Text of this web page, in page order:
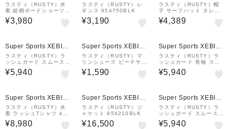
&mall店
ラスティ（RUSTY）水
着 総柄ボードショーツ 9
25400NV
¥3,980
&mall店
ラスティ（RUSTY）レ
ギンス 954750BLK
¥3,190
&mall店
ラスティ（RUSTY）帽
子 サーフハット タレ付
き UVカット 924905W
HT
¥4,389
Super Sports XEBIO
&mall店
ラスティ（RUSTY）ラ
ッシュガード スムース
ニコちゃん 立ち襟UV 92
5461WT
¥5,940
Super Sports XEBIO
&mall店
ラスティ（RUSTY）マ
リンシューズ ビーチサン
ダル スマイル 924940B
LK
¥1,590
Super Sports XEBIO
&mall店
ラスティ（RUSTY）ラ
ッシュガード 長袖 スム
ース ニコちゃん UVラッ
シュガード 925460BK
¥5,940
Super Sports XEBIO
&mall店
ラスティ（RUSTY）水
着 ラッシュTシャツ 4点
セット 925802PK
¥8,980
Super Sports XEBIO
&mall店
ラスティ（RUSTY）ジ
ャケット 954210BLK
¥16,500
Super Sports XEBIO
&mall店
ラスティ（RUSTY）ラ
ッシュガード スムース
ニコちゃん 立ち襟UV 92
5461BK
¥5,940